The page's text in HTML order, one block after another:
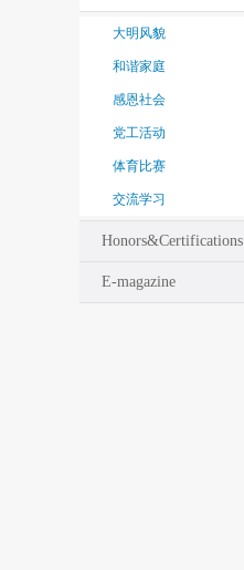
大明风貌
和谐家庭
感恩社会
党工活动
体育比赛
交流学习
Honors&Certifications
E-magazine